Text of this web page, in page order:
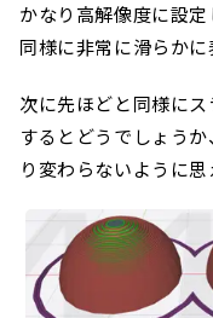
かなり高解像度に設
同様に非常に滑らかに
次に先ほどと同様にス
するとどうでしょう
り変わらないように思